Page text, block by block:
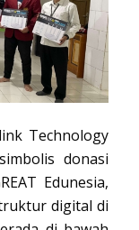
Technology
donasi
Edunesia,
digital di